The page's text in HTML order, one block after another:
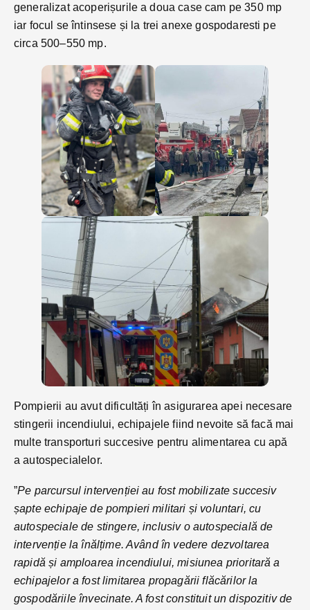
generalizat acoperișurile a doua case cam pe 350 mp
iar focul se întinsese și la trei anexe gospodaresti pe
circa 500–550 mp.
Pompierii au avut dificultăți în asigurarea apei necesare
stingerii incendiului, echipajele fiind nevoite să facă mai
multe transporturi succesive pentru alimentarea cu apă
a autospecialelor.
”Pe parcursul intervenției au fost mobilizate succesiv
șapte echipaje de pompieri militari și voluntari, cu
autospeciale de stingere, inclusiv o autospecială de
intervenție la înălțime. Având în vedere dezvoltarea
rapidă și amploarea incendiului, misiunea prioritară a
echipajelor a fost limitarea propagării flăcărilor la
gospodăriile învecinate. A fost constituit un dispozitiv de